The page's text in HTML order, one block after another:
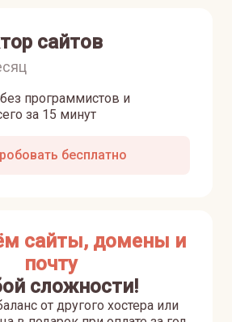
сайтов
программистов и
за 15 минут
бесплатно
сайты, домены и
почту
сложности!
от другого хостера или